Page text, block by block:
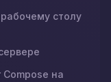
столу
Compose на